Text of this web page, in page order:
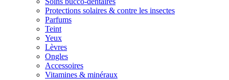
Protections solaires & contre les insectes
Parfums
Teint
Yeux
Lèvres
Ongles
Accessoires
Vitamines & minéraux